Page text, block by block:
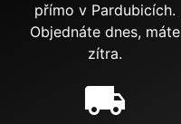
přímo v Pardubicích.
Objednáte dnes, máte
zítra.
local_shipping